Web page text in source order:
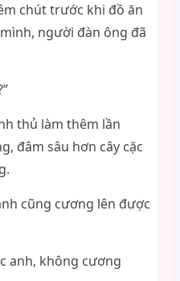
chút trước khi đồ ăn
người đàn ông đã
thủ làm thêm lần
đâm sâu hơn cây cặc
cũng cương lên được
anh, không cương